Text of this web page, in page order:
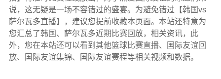
说，这无疑是一场不容错过的盛宴。为避免错过【韩国vs
萨尔瓦多直播】，建议您提前收藏本页面。本站还特意为
您汇总了韩国、萨尔瓦多近期比赛回放，相关资讯，此
外，您在本站还可以看到其他篮球比赛直播、国际友谊回
放、国际友谊集锦、国际友谊赛程等相关视频和数据。